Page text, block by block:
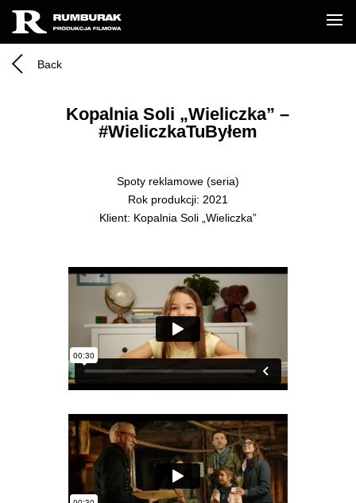
Back
Kopalnia Soli „Wieliczka” –
#WieliczkaTuByłem
Spoty reklamowe (seria)
Rok produkcji: 2021
Klient: Kopalnia Soli „Wieliczka”